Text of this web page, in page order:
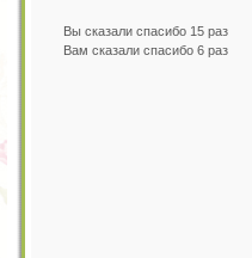
Вы сказали спасибо 15 раз
Вам сказали спасибо 6 раз